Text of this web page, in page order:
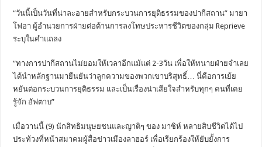
“วันนี้เป็นวันที่น่าละอายสำหรับกระบวนการยุติธรรมของปากีสถาน” มายา
โฟอา ผู้อำนวยการฝ่ายต่อต้านการลงโทษประหารชีวิตของกลุ่ม Reprieve
ระบุในคำแถลง
“ทางการปากีสถานไม่ยอมให้เวลาอีกแม้แต่ 2-3วัน เพื่อให้ทนายฝ่ายจำเลย
ได้นำหลักฐานมายืนยันว่าลูกความของพวกเขาบริสุทธิ์… นี่คือการเย้ย
หยันต่อกระบวนการยุติธรรม และเป็นเรื่องน่าเสียใจสำหรับทุกๆ คนที่เคย
รู้จัก อัฟตาบ”
เมื่อวานนี้ (9) นักสิทธิมนุษยชนและญาติๆ ของ มาซิห์ หลายสิบชีวิตได้ไป
ประท้วงที่หน้าสมาคมผู้สื่อข่าวเมืองลาฮอร์ เพื่อเรียกร้องให้ยับยั้งการ